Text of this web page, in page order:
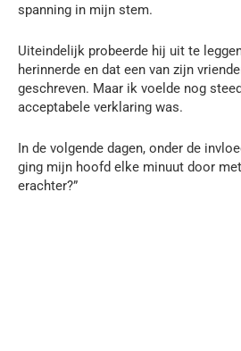
spanning in mijn stem.
Uiteindelijk probeerde hij uit te
herinnerde en dat een van zijn
geschreven. Maar ik voelde nog
acceptabele verklaring was.
In de volgende dagen, onder de
ging mijn hoofd elke minuut door
erachter?”